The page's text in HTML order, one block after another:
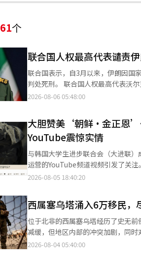
61个
联合国人权最高代表谴责
联合国表示，自3月以来，伊朗因国
判处死刑。 联合国人权最高代表沃尔克·图尔克于5日（当地时间）发表声明称：“自3月以来，伊朗的死刑执行和
判决数量有所增加。令人震惊的是，死刑仍
指控的处决风险。”他还对伊朗的审
刑的方向迈进。”※ 本报道经人工智
2026-08-06 05:48:00
大胆赞美‘朝鲜·金正恩
YouTube震惊实情
与韩国大学生进步联合会（大进联
运营的YouTube频道视频引发了关
大。 5日，各大在线社区中出现了标题为‘大进联TV视频列表’的帖子。 公开的帖子中包含了大进联官方YouTube
鲜和金正恩的内容引人注目。 尤其是在‘金正恩委员长与英雄部队’的视频中，介绍了朝鲜军队，并引用了海外人士
的评价。视频结尾出现了“这样的
到这一情况的网友们纷纷留言：“
者的组织，难道不应该出台禁止法
2026-08-05 18:40:20
西属塞乌塔涌入6万移民，
位于北非的西属塞乌塔经历了史无
减缓，但地区内部的冲突加剧，同
社3日报道，随着塞乌塔当局逐渐恢
2026-08-04 05:40:00